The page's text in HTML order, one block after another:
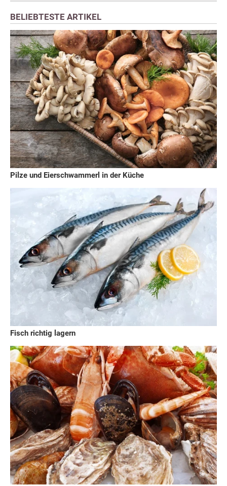
BELIEBTESTE ARTIKEL
Pilze und Eierschwammerl in der Küche
Fisch richtig lagern